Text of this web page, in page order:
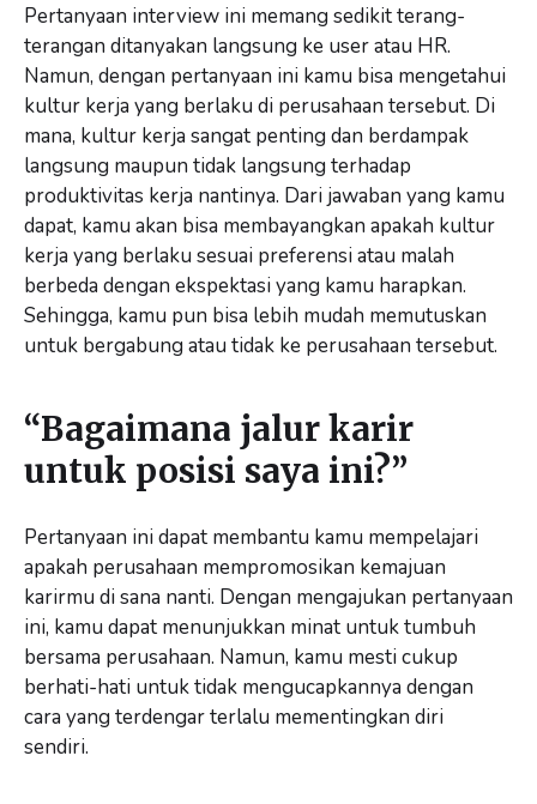
Pertanyaan interview ini memang sedikit terang-
terangan ditanyakan langsung ke user atau HR.
Namun, dengan pertanyaan ini kamu bisa mengetahui
kultur kerja yang berlaku di perusahaan tersebut. Di
mana, kultur kerja sangat penting dan berdampak
langsung maupun tidak langsung terhadap
produktivitas kerja nantinya. Dari jawaban yang kamu
dapat, kamu akan bisa membayangkan apakah kultur
kerja yang berlaku sesuai preferensi atau malah
berbeda dengan ekspektasi yang kamu harapkan.
Sehingga, kamu pun bisa lebih mudah memutuskan
untuk bergabung atau tidak ke perusahaan tersebut.
“Bagaimana jalur karir
untuk posisi saya ini?”
Pertanyaan ini dapat membantu kamu mempelajari
apakah perusahaan mempromosikan kemajuan
karirmu di sana nanti. Dengan mengajukan pertanyaan
ini, kamu dapat menunjukkan minat untuk tumbuh
bersama perusahaan. Namun, kamu mesti cukup
berhati-hati untuk tidak mengucapkannya dengan
cara yang terdengar terlalu mementingkan diri
sendiri.